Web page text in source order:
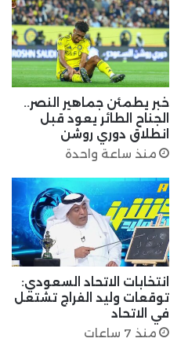
خبر يطمئن جماهير النصر..
الجناح الطائر يعود قبل
انطلاق دوري روشن
منذ ساعة واحدة
انتخابات الاتحاد السعودي:
توقعات وليد الفراج تشتعل
في الاتحاد
منذ 7 ساعات